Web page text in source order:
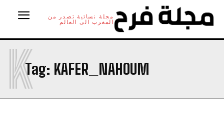
مجلة نسائية تصدر من
المغرب الى العالم
Tag: KAFER_NAHOUM
K